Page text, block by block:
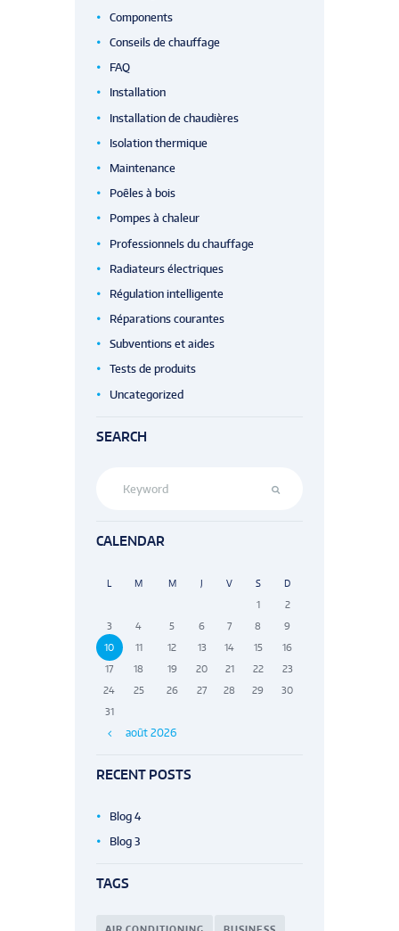
Components
Conseils de chauffage
FAQ
Installation
Installation de chaudières
Isolation thermique
Maintenance
Poêles à bois
Pompes à chaleur
Professionnels du chauffage
Radiateurs électriques
Régulation intelligente
Réparations courantes
Subventions et aides
Tests de produits
Uncategorized
SEARCH
CALENDAR
août 2026
L M M J V S D
1
2
3
4 5 6 7 8
9
10
11 12 13 14 15
16
17
18 19 20 21 22
23
24
25 26 27 28 29
30
31
RECENT POSTS
Blog 4
Blog 3
TAGS
AIR CONDITIONING BUSINESS